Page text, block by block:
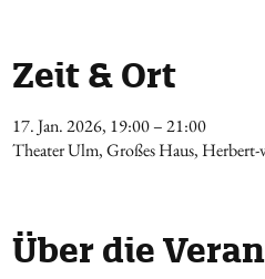
Zeit & Ort
17. Jan. 2026, 19:00 – 21:00
Theater Ulm, Großes Haus,
Über die